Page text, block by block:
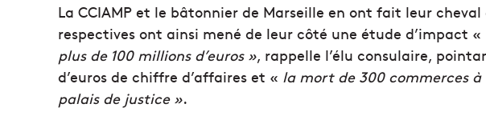
La CCIAMP et le bâtonnier de Marseille en ont fait leur
respectives ont ainsi mené de leur côté une étude d’impact «
plus de 100 millions d’euros », rappelle l’élu consulaire,
d’euros de chiffre d’affaires et « la mort de 300 commerces
palais de justice ».